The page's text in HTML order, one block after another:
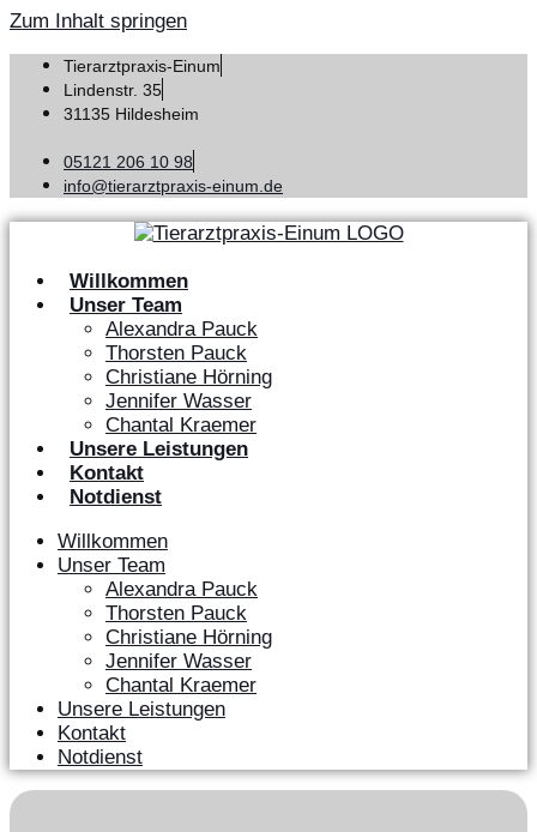
Zum Inhalt springen
Tierarztpraxis-Einum
Lindenstr. 35
31135 Hildesheim
05121 206 10 98
info@tierarztpraxis-einum.de
Willkommen
Unser Team
Alexandra Pauck
Thorsten Pauck
Christiane Hörning
Jennifer Wasser
Chantal Kraemer
Unsere Leistungen
Kontakt
Notdienst
Willkommen
Unser Team
Alexandra Pauck
Thorsten Pauck
Christiane Hörning
Jennifer Wasser
Chantal Kraemer
Unsere Leistungen
Kontakt
Notdienst